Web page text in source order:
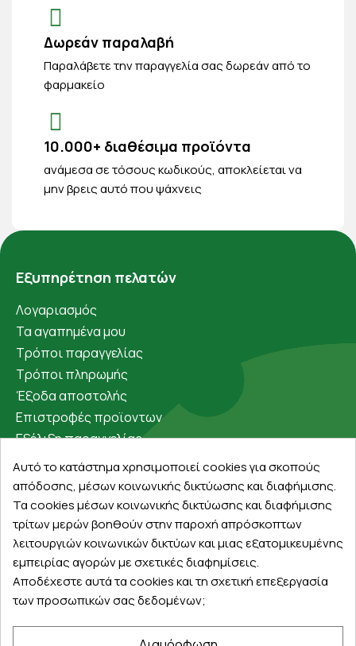
Δωρεάν παραλαβή
Παραλάβετε την παραγγελία σας δωρεάν από το
φαρμακείο
10.000+ διαθέσιμα προϊόντα
ανάμεσα σε τόσους κωδικούς, αποκλείεται να
μην βρεις αυτό που ψάχνεις
Εξυπηρέτηση πελατών
Λογαριασμός
Τα αγαπημένα μου
Τρόποι παραγγελίας
Τρόποι πληρωμής
Έξοδα αποστολής
Επιστροφές προϊοντων
Εξέλιξη παραγγελίας
Πληροφορίες
Επικοινωνία
Σχετικά με εμάς
Πολιτική απορρήτου
Όροι χρήσης
Cookies
Άρθρα
Αυτό το κατάστημα χρησιμοποιεί cookies για σκοπούς
απόδοσης, μέσων κοινωνικής δικτύωσης και διαφήμισης.
Τα cookies μέσων κοινωνικής δικτύωσης και διαφήμισης
τρίτων μερών βοηθούν στην παροχή απρόσκοπτων
λειτουργιών κοινωνικών δικτύων και μιας εξατομικευμένης
εμπειρίας αγορών με σχετικές διαφημίσεις.
Αποδέχεστε αυτά τα cookies και τη σχετική επεξεργασία
των προσωπικών σας δεδομένων;